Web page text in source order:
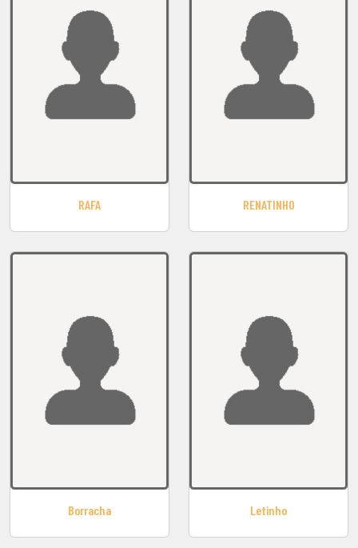
RAFA RENATINHO
Borracha Letinho